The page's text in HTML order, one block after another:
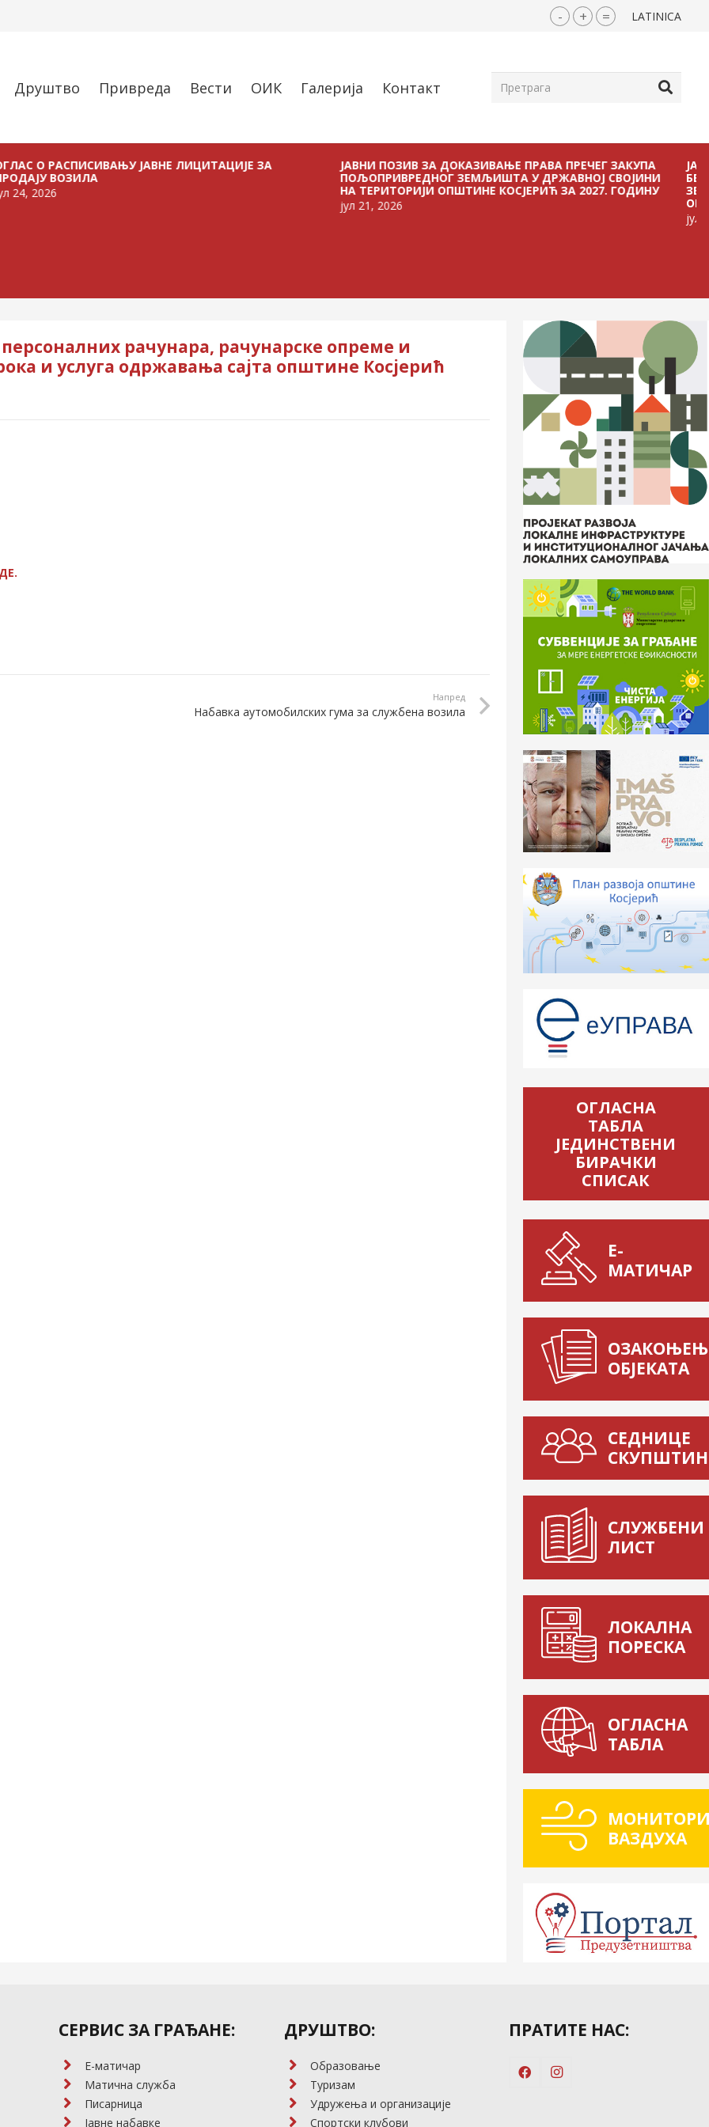
- + = LATINICA
Друштво Привреда Вести ОИК Галерија Контакт
ЈАВНЕ ЛИЦИТАЦИЈЕ ЗА
ВОЗИЛА
ЈАВНИ ПОЗИВ ЗА ДОКАЗИВАЊЕ ПРАВА ПРЕЧЕГ ЗАКУПА
ПОЉОПРИВРЕДНОГ ЗЕМЉИШТА У ДРЖАВНОЈ СВОЈИНИ
НА ТЕРИТОРИЈИ ОПШТИНЕ КОСЈЕРИЋ ЗА 2027. ГОДИНУ
јул 21, 2026
ЈАВНИ
БЕЗ
ЗЕМЉИШТА
ОПШТИНЕ
јул 21, 2026
рачунара, рачунарске опреме и
и услуга одржавања сајта општине Косјерић
Напред
Набавка аутомобилских гума за службена возила
ОГЛАСНА
ТАБЛА
ЈЕДИНСТВЕНИ
БИРАЧКИ
СПИСАК
Е-
МАТИЧАР
ОБЈЕКАТА
СЕДНИЦЕ
СЛУЖБЕНИ
ЛИСТ
ЛОКАЛНА
ПОРЕСКА
ОГЛАСНА
ТАБЛА
ВАЗДУХА
СЕРВИС ЗА ГРАЂАНЕ:
E-матичар
Матична служба
Писарница
Јавне набавке
ДРУШТВО:
Образовање
Туризам
Удружења и организације
Спортски клубови
ПРАТИТЕ НАС: